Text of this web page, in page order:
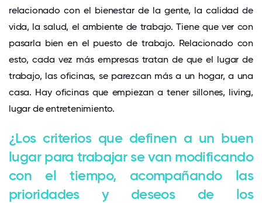
relacionado con el bienestar de la gente, la calidad de
vida, la salud, el ambiente de trabajo. Tiene que ver con
pasarla bien en el puesto de trabajo. Relacionado con
esto, cada vez más empresas tratan de que el lugar de
trabajo, las oficinas, se parezcan más a un hogar, a una
casa. Hay oficinas que empiezan a tener sillones, living,
lugar de entretenimiento.
¿Los criterios que definen a un buen
lugar para trabajar se van modificando
con el tiempo, acompañando las
prioridades y deseos de los